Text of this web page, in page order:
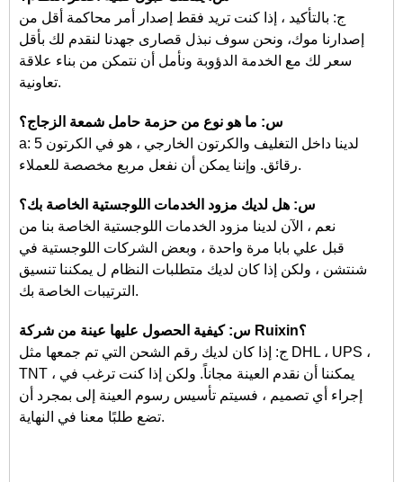
ج: بالتأكيد ، إذا كنت تريد فقط إصدار أمر محاكمة أقل من
إصدارنا موك، ونحن سوف نبذل قصارى جهدنا لنقدم لك بأقل
سعر لك مع الخدمة الدؤوبة ونأمل أن نتمكن من بناء علاقة
تعاونية.
a: لدينا داخل التغليف والكرتون الخارجي ، هو في الكرتون 5
رقائق. وإننا يمكن أن نفعل مربع مخصصة للعملاء.
نعم ، الآن لدينا مزود الخدمات اللوجستية الخاصة بنا من
قبل علي بابا مرة واحدة ، وبعض الشركات اللوجستية في
شنتشن ، ولكن إذا كان لديك متطلبات النظام ل يمكننا تنسيق
الترتيبات الخاصة بك.
س: كيفية الحصول عليها عينة
ج: إذا كان لديك رقم الشحن التي تم جمعها مثل DHL ، UPS ،
TNT ، يمكننا أن نقدم العينة مجاناً. ولكن إذا كنت ترغب في
إجراء أي تصميم ، فسيتم تأسيس رسوم العينة إلى بمجرد أن
تضع طلبًا معنا في النهاية.